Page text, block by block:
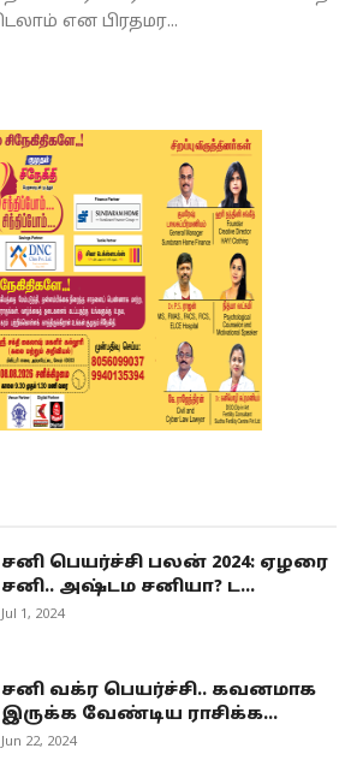
என பிரதமர...
சனி பெயர்ச்சி பலன் 2024: ஏழரை
சனி.. அஷ்டம சனியா? ட...
Jul 1, 2024
சனி வக்ர பெயர்ச்சி.. கவனமாக
இருக்க வேண்டிய ராசிக்க...
Jun 22, 2024